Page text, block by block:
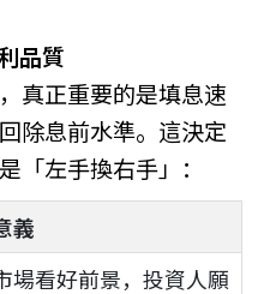
品質
真正重要的是填息速
除息前水準。這決定
「左手換右手」：
義
場看好前景，投資人願